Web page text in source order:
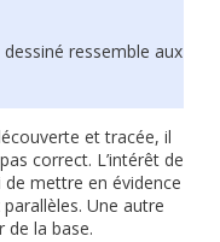
ressemble aux
et tracée, il
correct. L’intérêt de
mettre en évidence
Une autre
de la base.